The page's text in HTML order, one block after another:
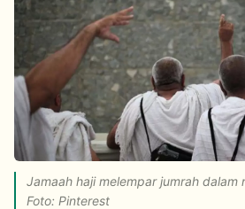
Jamaah haji melempar jumrah dalam
Foto: Pinterest